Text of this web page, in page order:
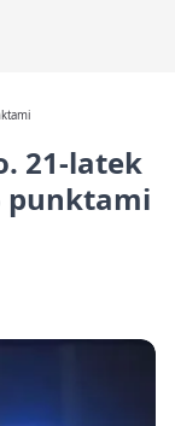
21-latek
punktami